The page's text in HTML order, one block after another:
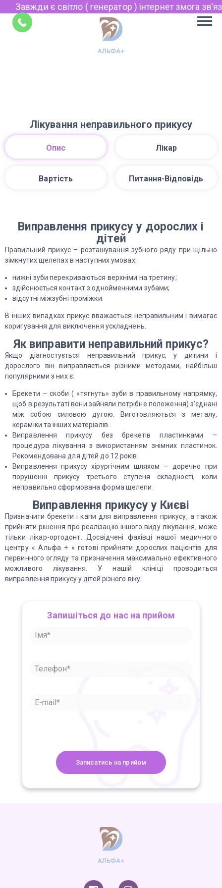
Завжди є світло ( генератор ) інтернет змога
Лікування неправильного прикусу
Опис Лікар
Вартість Питання-Відповідь
Виправлення прикусу у дорослих і
дітей
Правильний прикус – розташування зубного ряду при щільно
зімкнутих щелепах в наступних умовах:
нижні зуби перекриваються верхніми на третину;
здійснюється контакт з однойменними зубами;
відсутні міжзубні проміжки.
В інших випадках прикус вважається неправильним і вимагає
коригування для виключення ускладнень.
Як виправити неправильний прикус?
Якщо діагностується неправильний прикус, у дитини і
дорослого він виправляється різними методами, найбільш
популярними з них є:
Брекети – скоби ( «тягнуть» зуби в правильному напрямку,
щоб в результаті вони зайняли потрібне положення) з’єднані
між собою силовою дугою. Виготовляються з металу,
кераміки та інших матеріалів.
Виправлення прикусу без брекетів пластинками –
процедура лікування з використанням знімних пластинок.
Рекомендована для дітей до 12 років.
Виправлення прикусу хірургічним шляхом – доречно при
порушенні прикусу третього ступеня складності, коли
неправильно сформована форма щелепи.
Виправлення прикусу у Києві
Призначити брекети і капи для виправлення прикусу, а також
прийняти рішення про реалізацію іншого виду лікування, може
тільки лікар-ортодонт. Досвідчені фахівці нашої медичного
центру « Альфа + » готові прийняти дорослих пацієнтів для
первинного огляду та призначення максимально ефективного
можливого лікування. У нашій клініці проводиться
виправлення прикусу у дітей різного віку.
Запишіться до нас на прийом